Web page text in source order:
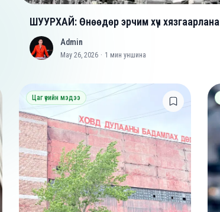
ШУУРХАЙ: Өнөөдөр эрчим хүч хязгаарлана
A Admin
May 26, 2026 · 1 мин уншина
Цаг үеийн мэдээ